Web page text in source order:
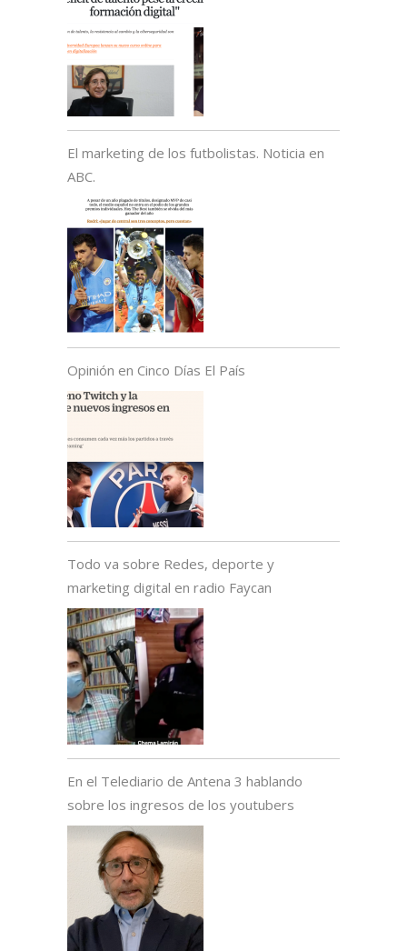
El marketing de los futbolistas. Noticia en
ABC.
Opinión en Cinco Días El País
Todo va sobre Redes, deporte y
marketing digital en radio Faycan
En el Telediario de Antena 3 hablando
sobre los ingresos de los youtubers